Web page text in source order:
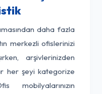
daha fazla
merkezli ofislerinizi
arşivlerinizden
her şeyi kategorize
mobilyalarınızın